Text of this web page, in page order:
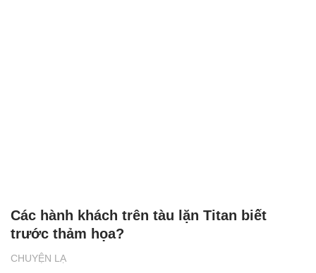
CHUYỆN LẠ
Các hành khách trên tàu lặn Titan biết
trước thảm họa?